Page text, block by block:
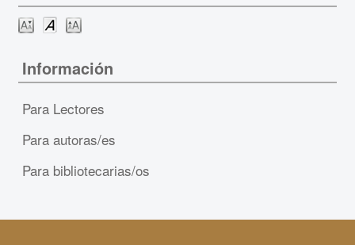
Información
Para Lectores
Para autoras/es
Para bibliotecarias/os